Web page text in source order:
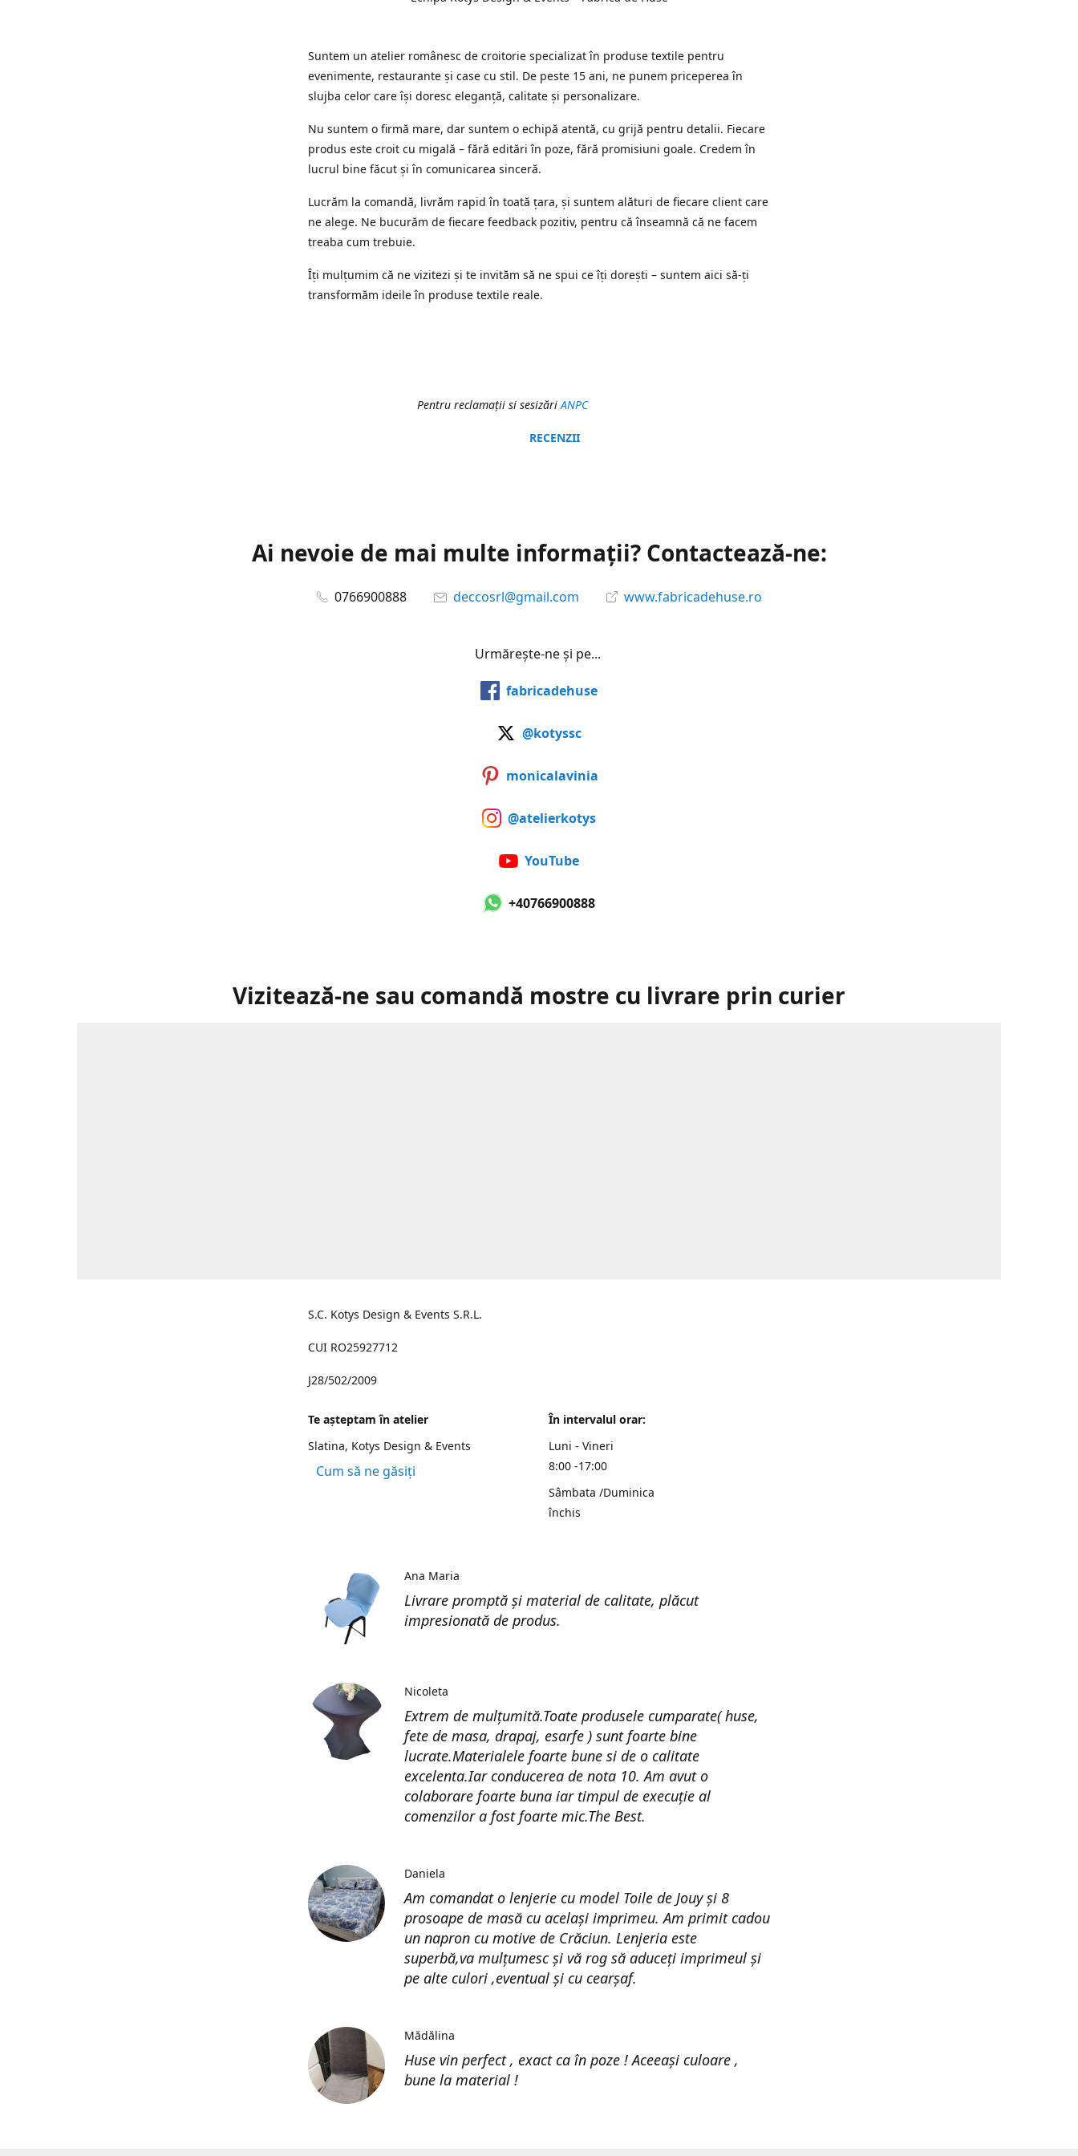
Suntem un atelier românesc de croitorie specializat în produse textile pentru
evenimente, restaurante și case cu stil. De peste 15 ani, ne punem priceperea în
slujba celor care își doresc eleganță, calitate și personalizare.
Nu suntem o firmă mare, dar suntem o echipă atentă, cu grijă pentru detalii. Fiecare
produs este croit cu migală – fără editări în poze, fără promisiuni goale. Credem în
lucrul bine făcut și în comunicarea sinceră.
Lucrăm la comandă, livrăm rapid în toată țara, și suntem alături de fiecare client care
ne alege. Ne bucurăm de fiecare feedback pozitiv, pentru că înseamnă că ne facem
treaba cum trebuie.
Îți mulțumim că ne vizitezi și te invităm să ne spui ce îți dorești – suntem aici să-ți
transformăm ideile în produse textile reale.
Pentru reclamaţii si sesizăriANPC
RECENZII
Ai nevoie de mai multe informații? Contactează-ne:
0766900888 deccosrl@gmail.com www.fabricadehuse.ro
Urmărește-ne și pe...
fabricadehuse
@kotyssc
monicalavinia
@atelierkotys
YouTube
+40766900888
Vizitează-ne sau comandă mostre cu livrare prin curier
S.C. Kotys Design & Events S.R.L.
CUI RO25927712
J28/502/2009
Te aşteptam în atelier
Slatina, Kotys Design & Events
Cum să ne găsiți
În intervalul orar:
Luni - Vineri
8:00 -17:00
Sâmbata /Duminica
închis
Livrare promptă și material de calitate, plăcut
impresionată de produs.
Ana Maria
Extrem de mulțumită.Toate produsele cumparate( huse,
fete de masa, drapaj, esarfe ) sunt foarte bine
lucrate.Materialele foarte bune si de o calitate
excelenta.Iar conducerea de nota 10. Am avut o
colaborare foarte buna iar timpul de execuție al
comenzilor a fost foarte mic.The Best.
Nicoleta
Am comandat o lenjerie cu model Toile de Jouy și 8
prosoape de masă cu același imprimeu. Am primit cadou
un napron cu motive de Crăciun. Lenjeria este
superbă,va mulțumesc și vă rog să aduceți imprimeul și
pe alte culori ,eventual și cu cearșaf.
Daniela
Huse vin perfect , exact ca în poze ! Aceeași culoare ,
bune la material !
Mădălina